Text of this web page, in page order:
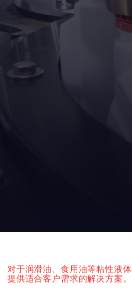
对于润滑油、食用油等粘性液
提供适合客户需求的解决方案。